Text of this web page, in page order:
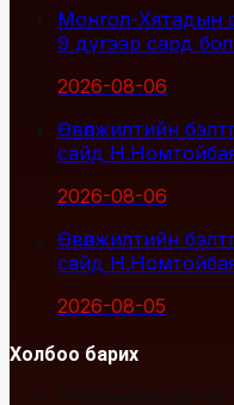
Монгол-Хятадын
9 дүгээр сард
2026-08-06
Өвөлжилтийн
сайд
2026-08-06
Өвөлжилтийн
сайд
2026-08-05
Холбоо барих